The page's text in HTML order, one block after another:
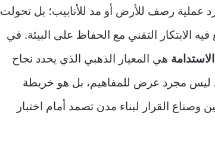
عملية رصف للأرض أو مد للأنابيب؛ بل تحولت
الابتكار التقني مع الحفاظ على البيئة. في
الاستدامة هي المعيار الذهبي الذي يحدد نجاح
ليس مجرد عرض للمفاهيم، بل هو خريطة
القرار لبناء مدن تصمد أمام اختبار